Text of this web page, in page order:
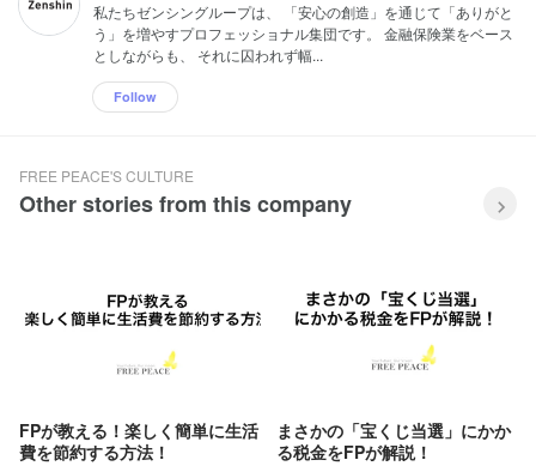
私たちゼンシングループは、 「安心の創造」を通じて「ありがと
う」を増やすプロフェッショナル集団です。 金融保険業をベース
としながらも、 それに囚われず幅...
Follow
FREE PEACE'S CULTURE
Other stories from this company
FPが教える！楽しく簡単に生活
費を節約する方法！
まさかの「宝くじ当選」にかか
る税金をFPが解説！